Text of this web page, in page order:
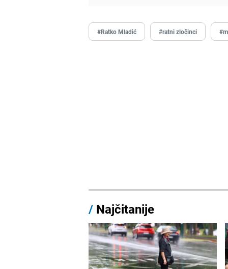
#Ratko Mladić #ratni zločinci
/ Najčitanije